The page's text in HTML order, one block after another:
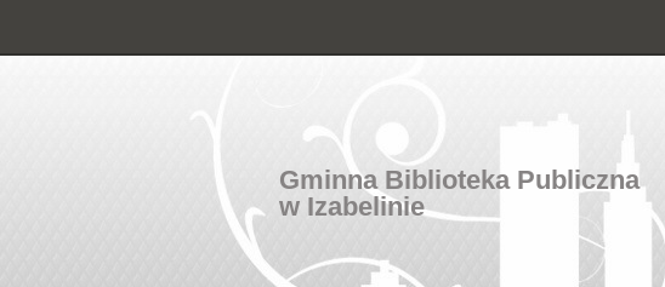
Gminna Biblioteka Publiczna
w Izabelinie